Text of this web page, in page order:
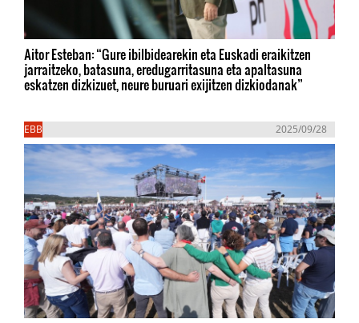
Aitor Esteban: “Gure ibilbidearekin eta Euskadi eraikitzen
jarraitzeko, batasuna, eredugarritasuna eta apaltasuna
eskatzen dizkizuet, neure buruari exijitzen dizkiodanak”
EBB 2025/09/28